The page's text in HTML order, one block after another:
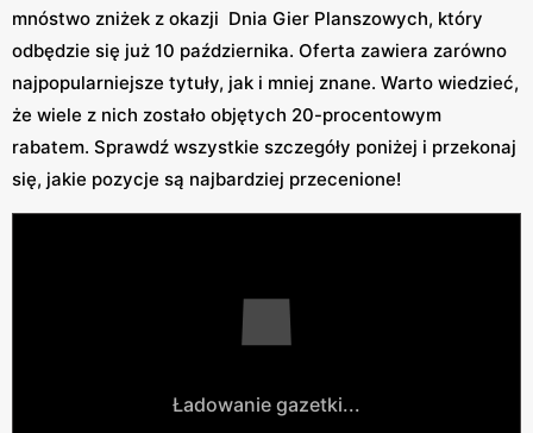
mnóstwo zniżek z okazji Dnia Gier Planszowych, który
odbędzie się już 10 października. Oferta zawiera zarówno
najpopularniejsze tytuły, jak i mniej znane. Warto wiedzieć,
że wiele z nich zostało objętych 20-procentowym
rabatem. Sprawdź wszystkie szczegóły poniżej i przekonaj
się, jakie pozycje są najbardziej przecenione!
Ładowanie gazetki...